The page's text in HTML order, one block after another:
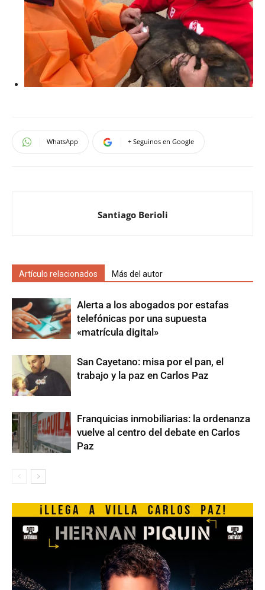
WhatsApp + Seguinos en Google
Santiago Berioli
Artículo relacionados Más del autor
Alerta a los abogados por estafas
telefónicas por una supuesta
«matrícula digital»
San Cayetano: misa por el pan, el
trabajo y la paz en Carlos Paz
Franquicias inmobiliarias: la ordenanza
vuelve al centro del debate en Carlos
Paz